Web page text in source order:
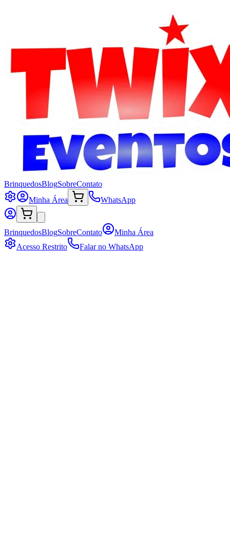
BrinquedosBlogSobreContato
Minha Área
WhatsApp
BrinquedosBlogSobreContato
Minha Área
Acesso Restrito
Falar no WhatsApp